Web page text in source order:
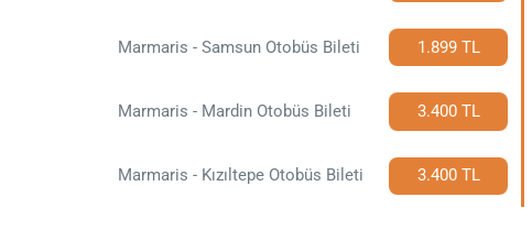
Marmaris - Samsun Otobüs Bileti 1.899 TL
Marmaris - Mardin Otobüs Bileti 3.400 TL
Marmaris - Kızıltepe Otobüs Bileti 3.400 TL